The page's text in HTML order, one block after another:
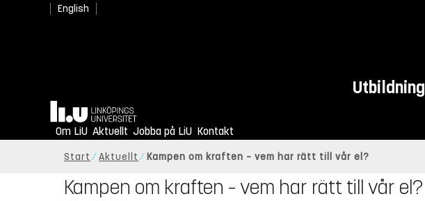
English
Utbildning
Hem
Om LiU Aktuellt Jobba på LiU Kontakt
Start Aktuellt Kampen om kraften – vem har rätt till vår el?
Kampen om kraften – vem har rätt till vår el?